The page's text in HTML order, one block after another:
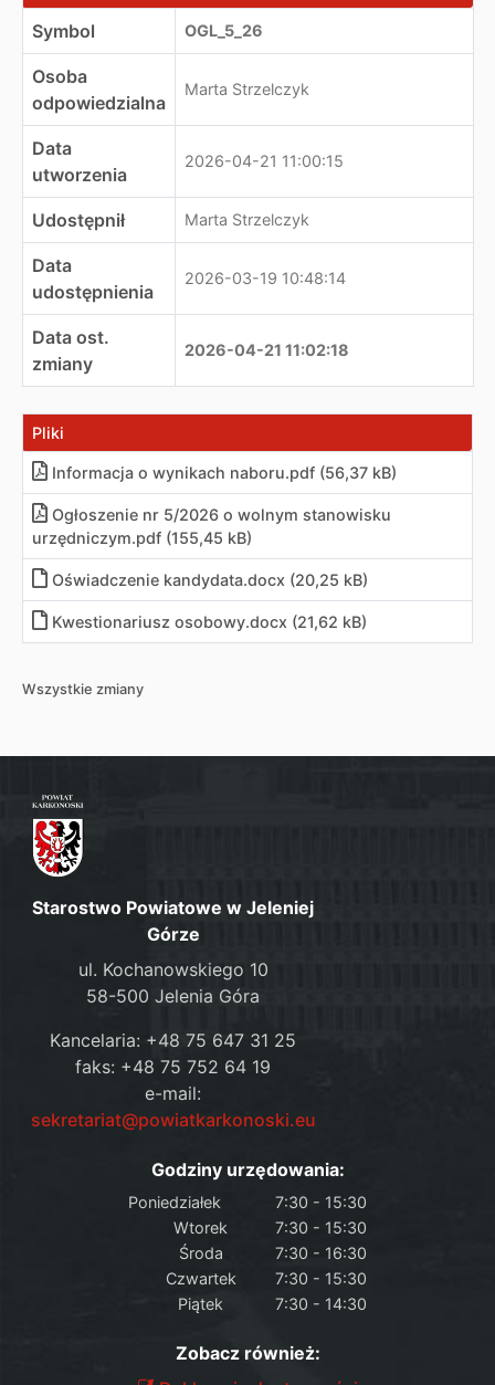
Symbol OGL_5_26
Osoba
odpowiedzialna
Marta Strzelczyk
Data
utworzenia
2026-04-21 11:00:15
Udostępnił Marta Strzelczyk
Data
udostępnienia
2026-03-19 10:48:14
Data ost.
zmiany
2026-04-21 11:02:18
Pliki
Informacja o wynikach naboru.pdf (56,37 kB)
Ogłoszenie nr 5/2026 o wolnym stanowisku
urzędniczym.pdf (155,45 kB)
Oświadczenie kandydata.docx (20,25 kB)
Kwestionariusz osobowy.docx (21,62 kB)
Wszystkie zmiany
Starostwo Powiatowe w Jeleniej
Górze
ul. Kochanowskiego 10
58-500 Jelenia Góra
Kancelaria: +48 75 647 31 25
faks: +48 75 752 64 19
e-mail:
sekretariat@powiatkarkonoski.eu
Godziny urzędowania:
Poniedziałek
7:30 - 15:30
Wtorek
7:30 - 15:30
Środa
7:30 - 16:30
Czwartek
7:30 - 15:30
Piątek
7:30 - 14:30
Zobacz również: